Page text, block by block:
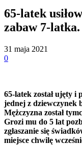
65-latek
zabaw 7-
31 maja 2021
0
65-latek został ujęty i
jednej z dziewczynek
Mężczyzna został
Grozi mu do 5 lat
zgłaszanie się
miejsce chwilę